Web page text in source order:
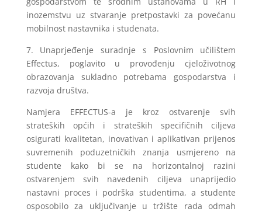
inozemstvu uz stvaranje pretpostavki za povećanu
mobilnost nastavnika i studenata.
7. Unaprjeđenje suradnje s Poslovnim učilištem
Effectus, poglavito u provođenju cjeloživotnog
obrazovanja sukladno potrebama gospodarstva i
razvoja društva.
Namjera EFFECTUS-a je kroz ostvarenje svih
strateških općih i strateških specifičnih ciljeva
osigurati kvalitetan, inovativan i aplikativan prijenos
suvremenih poduzetničkih znanja usmjereno na
studente kako bi se na horizontalnoj razini
ostvarenjem svih navedenih ciljeva unaprijedio
nastavni proces i podrška studentima, a studente
osposobilo za uključivanje u tržište rada odmah